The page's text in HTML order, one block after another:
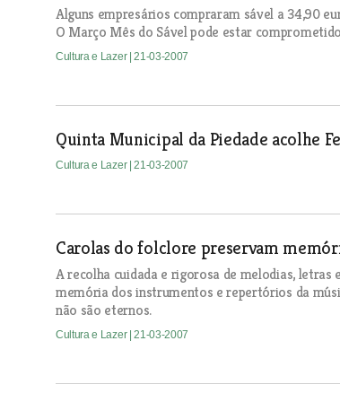
Alguns empresários compraram sável a 34,90
O Março Mês do Sável pode estar
Cultura e Lazer | 21-03-2007
Quinta Municipal da Piedade acolhe
Cultura e Lazer | 21-03-2007
Carolas do folclore preservam
A recolha cuidada e rigorosa de melodias,
memória dos instrumentos e repertórios da
não são eternos.
Cultura e Lazer | 21-03-2007